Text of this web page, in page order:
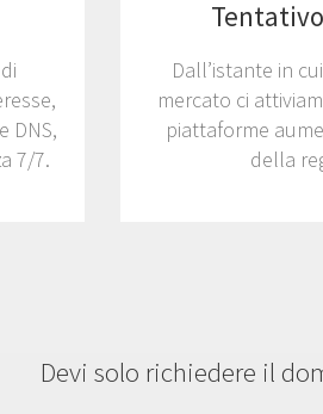
DNS,
7/7.
Dall’istante in
mercato ci
piattaforme
della
Devi solo richiedere il